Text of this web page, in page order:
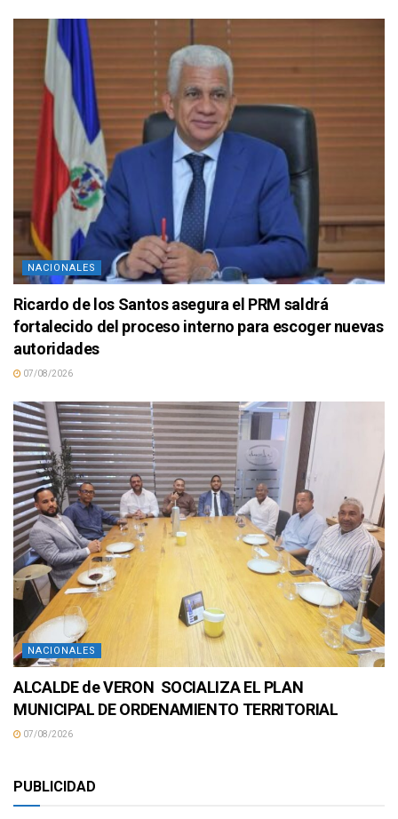
NACIONALES
Ricardo de los Santos asegura el PRM saldrá
fortalecido del proceso interno para escoger nuevas
autoridades
07/08/2026
NACIONALES
ALCALDE de VERON SOCIALIZA EL PLAN
MUNICIPAL DE ORDENAMIENTO TERRITORIAL
07/08/2026
PUBLICIDAD